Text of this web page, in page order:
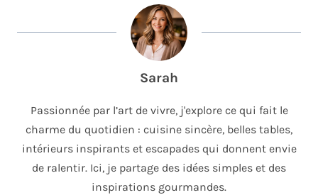
Sarah
Passionnée par l’art de vivre, j'explore ce qui fait le
charme du quotidien : cuisine sincère, belles tables,
intérieurs inspirants et escapades qui donnent envie
de ralentir. Ici, je partage des idées simples et des
inspirations gourmandes.